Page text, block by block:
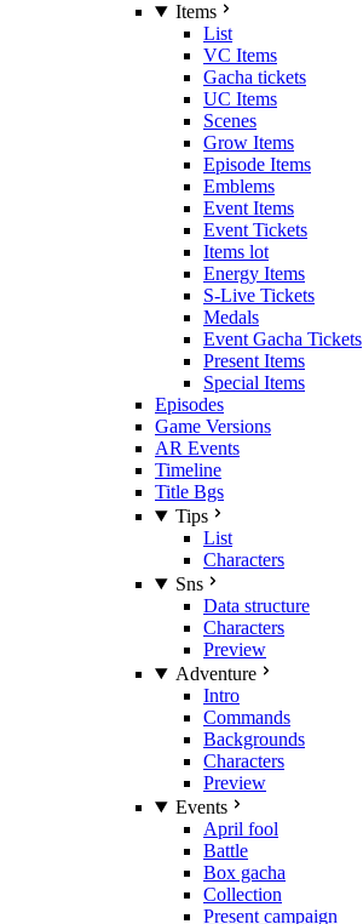
Items
List
VC Items
Gacha tickets
UC Items
Scenes
Grow Items
Episode Items
Emblems
Event Items
Event Tickets
Items lot
Energy Items
S-Live Tickets
Medals
Event Gacha Tickets
Present Items
Special Items
Episodes
Game Versions
AR Events
Timeline
Title Bgs
Tips
List
Characters
Sns
Data structure
Characters
Preview
Adventure
Intro
Commands
Backgrounds
Characters
Preview
Events
April fool
Battle
Box gacha
Collection
Present campaign